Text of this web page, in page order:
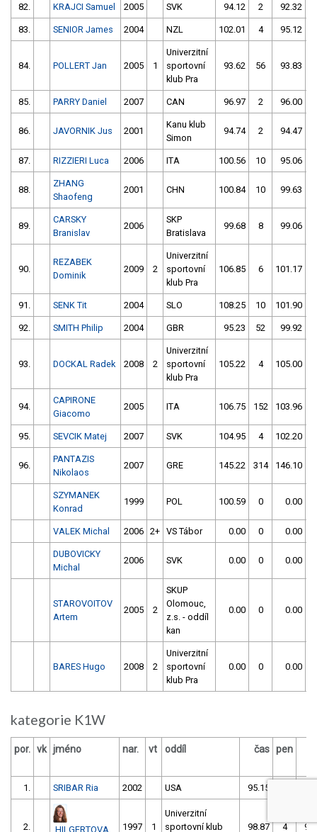
82. KRAJCI Samuel 2005 SVK 94.12 2 92.32
83. SENIOR James 2004 NZL 102.01 4 95.12
84. POLLERT Jan 2005 1
Univerzitní
sportovní
klub Pra
93.62 56 93.83
85. PARRY Daniel 2007 CAN 96.97 2 96.00
86. JAVORNIK Jus 2001
Kanu klub
Simon
94.74 2 94.47
87. RIZZIERI Luca 2006 ITA 100.56 10 95.06
88.
ZHANG
Shaofeng
2001 CHN 100.84 10 99.63
89.
CARSKY
Branislav
2006
SKP
Bratislava
99.68 8 99.06
90.
REZABEK
Dominik
2009 2
Univerzitní
sportovní
klub Pra
106.85 6 101.17
91. SENK Tit 2004 SLO 108.25 10 101.90
92. SMITH Philip 2004 GBR 95.23 52 99.92
93. DOCKAL Radek 2008 2
Univerzitní
sportovní
klub Pra
105.22 4 105.00
94.
CAPIRONE
Giacomo
2005 ITA 106.75 152 103.96
95. SEVCIK Matej 2007 SVK 104.95 4 102.20
96.
PANTAZIS
Nikolaos
2007 GRE 145.22 314 146.10
SZYMANEK
Konrad
1999 POL 100.59 0 0.00
VALEK Michal 2006 2+ VS Tábor 0.00 0 0.00
DUBOVICKY
Michal
2006 SVK 0.00 0 0.00
STAROVOITOV
Artem
2005 2
SKUP
Olomouc,
z.s. - oddíl
kan
0.00 0 0.00
BARES Hugo 2008 2
Univerzitní
sportovní
klub Pra
0.00 0 0.00
kategorie K1W
por. vk jméno nar. vt oddíl čas pen
1. SRIBAR Ria 2002 USA 95.15
2. HILGERTOVA 1997 1
Univerzitní
sportovní klub
98.87 4